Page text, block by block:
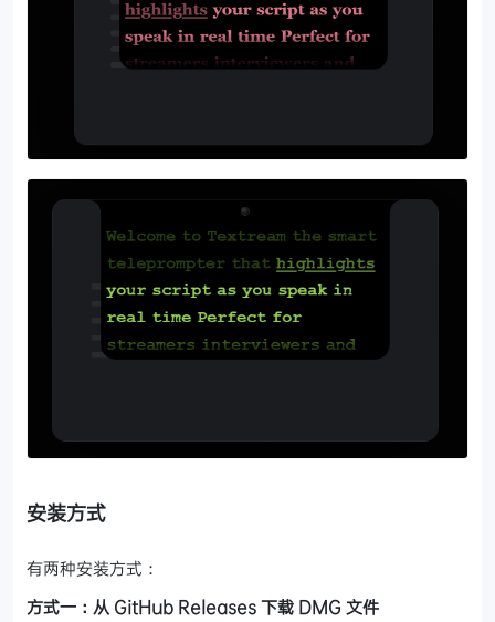
安装方式
有两种安装方式：
方式一：从 GitHub Releases 下载 DMG 文件